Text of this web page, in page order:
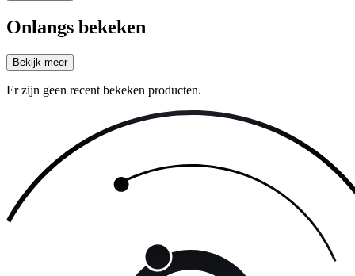
Onlangs bekeken
Bekijk meer
Er zijn geen recent bekeken producten.